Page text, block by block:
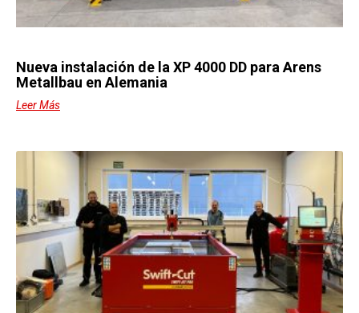
Nueva instalación de la XP 4000 DD para Arens
Metallbau en Alemania
Leer Más